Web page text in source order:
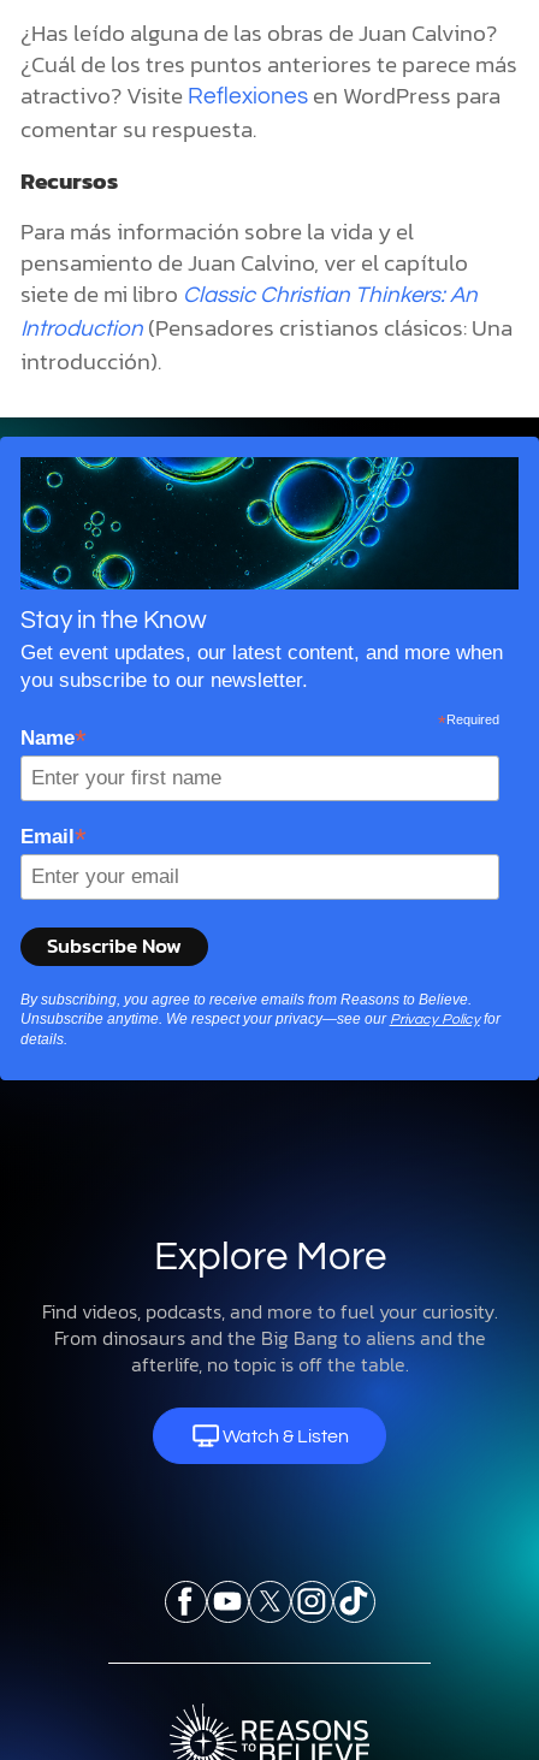
¿Has leído alguna de las obras de Juan Calvino?
¿Cuál de los tres puntos anteriores te parece más
atractivo? Visite Reflexionesen WordPress para
comentar su respuesta.
Recursos
Para más información sobre la vida y el
pensamiento de Juan Calvino, ver el capítulo
siete de mi libro Classic Christian Thinkers: An
Introduction (Pensadores cristianos clásicos: Una
introducción).
Stay in the Know
Get event updates, our latest content, and more when
you subscribe to our newsletter.
*Required
Name*
Email *
By subscribing, you agree to receive emails from Reasons to Believe.
Unsubscribe anytime. We respect your privacy—see our Privacy Policyfor
details.
Explore More
Find videos, podcasts, and more to fuel your curiosity.
From dinosaurs and the Big Bang to aliens and the
afterlife, no topic is off the table.
Watch & Listen